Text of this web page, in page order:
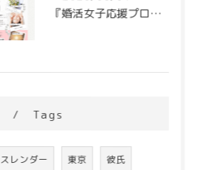
『婚活女子応援プロジェクト』6/1～スタート！
Tags
スレンダー 東京 彼氏